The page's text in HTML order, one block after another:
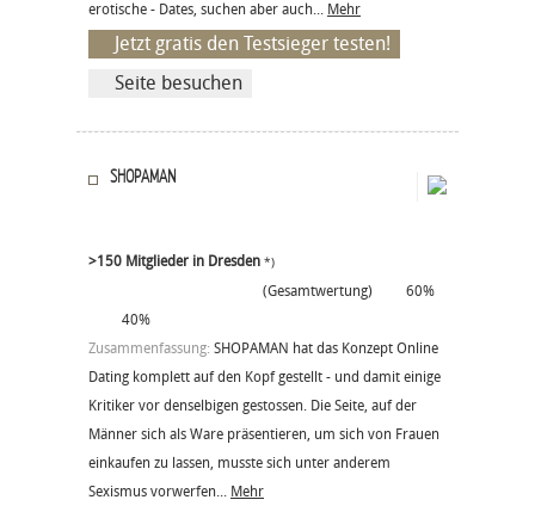
erotische - Dates, suchen aber auch... Mehr
Jetzt gratis den Testsieger testen!
Seite besuchen
SHOPAMAN
>150 Mitglieder in Dresden *)
(Gesamtwertung)
60%
40%
Zusammenfassung: SHOPAMAN hat das Konzept Online
Dating komplett auf den Kopf gestellt - und damit einige
Kritiker vor denselbigen gestossen. Die Seite, auf der
Männer sich als Ware präsentieren, um sich von Frauen
einkaufen zu lassen, musste sich unter anderem
Sexismus vorwerfen... Mehr